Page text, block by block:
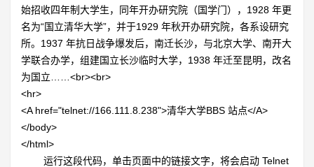
始招收四年制大学生，同年开办研究院（国学门），1928 年更
名为“国立清华大学”，并于1929 年秋开办研究院，各系设研究
所。1937 年抗日战争爆发后，南迁长沙，与北京大学、南开大
学联合办学，组建国立长沙临时大学，1938 年迁至昆明，改名
为国立……<br><br>
<hr>
<A href="telnet://166.111.8.238">清华大学BBS 站点</A>
</body>
</html>
运行这段代码，单击页面中的链接文字，将会启动 Telnet